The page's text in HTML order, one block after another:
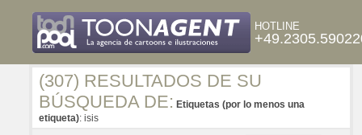
HOTLINE
(307) RESULTADOS DE SU
BÚSQUEDA DE: Etiquetas (por lo menos una
etiqueta): isis